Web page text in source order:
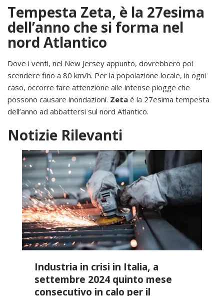
Tempesta Zeta, è la 27esima
dell’anno che si forma nel
nord Atlantico
Dove i venti, nel New Jersey appunto, dovrebbero poi
scendere fino a 80 km/h. Per la popolazione locale, in ogni
caso, occorre fare attenzione alle intense piogge che
possono causare inondazioni. Zeta è la 27esima tempesta
dell’anno ad abbattersi sul nord Atlantico.
Notizie Rilevanti
Industria in crisi in Italia, a
settembre 2024 quinto mese
consecutivo in calo per il